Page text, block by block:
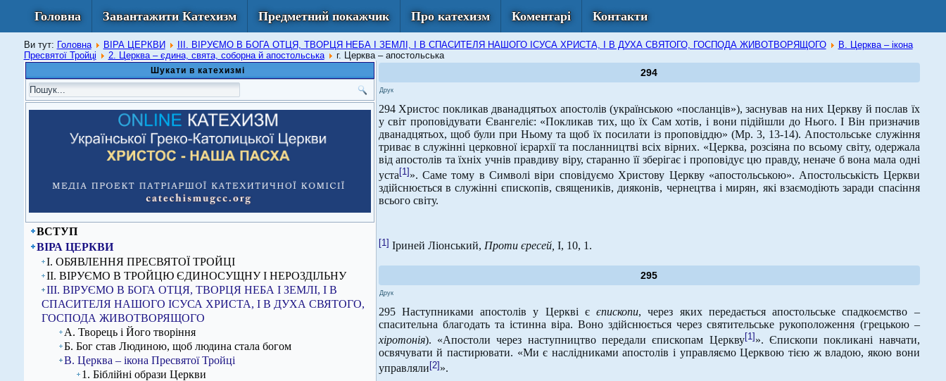
Головна Завантажити Катехизм Предметний покажчик Про катехизм Коментарі Контакти
Ви тут: Головна ВІРА ЦЕРКВИ ІІІ. ВІРУЄМО В БОГА ОТЦЯ, ТВОРЦЯ НЕБА І ЗЕМЛІ, І В СПАСИТЕЛЯ НАШОГО ІСУСА ХРИСТА, І В ДУХА СВЯТОГО, ГОСПОДА ЖИВОТВОРЯЩОГО
В. Церква – ікона
Пресвятої Тройці
2. Церква – єдина, свята, соборна й апостольська г. Церква – апостольська
Шукати в катехизмі
ВСТУП
ВІРА ЦЕРКВИ
I. ОБЯВЛЕННЯ ПРЕСВЯТОЇ ТРОЙЦІ
ІІ. ВІРУЄМО В ТРОЙЦЮ ЄДИНОСУЩНУ І НЕРОЗДІЛЬНУ
ІІІ. ВІРУЄМО В БОГА ОТЦЯ, ТВОРЦЯ НЕБА І ЗЕМЛІ, І В
СПАСИТЕЛЯ НАШОГО ІСУСА ХРИСТА, І В ДУХА СВЯТОГО,
ГОСПОДА ЖИВОТВОРЯЩОГО
А. Творець і Його творіння
Б. Бог став Людиною, щоб людина стала богом
В. Церква – ікона Пресвятої Тройці
1. Біблійні образи Церкви
294
Друк
294 Христос покликав дванадцятьох апостолів (українською «посланців»), заснував на них Церкву й послав їх
у світ проповідувати Євангеліє: «Покликав тих, що їх Сам хотів, і вони підійшли до Нього. І Він призначив
дванадцятьох, щоб були при Ньому та щоб їх посилати із проповіддю» (Мр. 3, 13-14). Апостольське служіння
триває в служінні церковної ієрархії та посланництві всіх вірних. «Церква, розсіяна по всьому світу, одержала
від апостолів та їхніх учнів правдиву віру, старанно її зберігає і проповідує цю правду, неначе б вона мала одні
уста [1] ». Саме тому в Символі віри сповідуємо Христову Церкву «апостольською». Апостольськість Церкви
здійснюється в служінні єпископів, священиків, дияконів, чернецтва і мирян, які взаємодіють заради спасіння
всього світу.
[1] Іриней Ліонський, Проти єресей, І, 10, 1.
295
Друк
295 Наступниками апостолів у Церкві єєпископи, через яких передається апостольське спадкоємство –
спасительна благодать та істинна віра. Воно здійснюється через святительське рукоположення (грецькою –
хіротонія). «Апостоли через наступництво передали єпископам Церкву[1] ». Єпископи покликані навчати,
освячувати й пастирювати. «Ми є наслідниками апостолів і управляємо Церквою тією ж владою, якою вони
управляли[2]».